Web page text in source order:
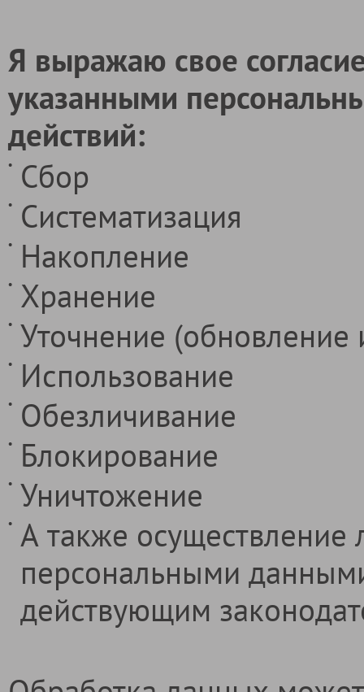
Я выражаю свое
указанными
действий:
Сбор
Систематизация
Накопление
Хранение
Уточнение
Использование
Обезличивание
Блокирование
Уничтожение
А также
персональными
действующим